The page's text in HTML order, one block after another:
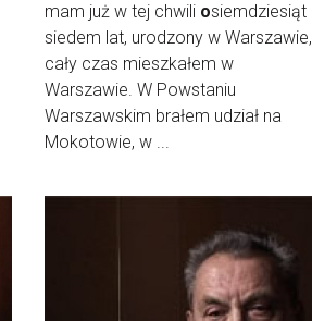
mam już w tej chwili osiemdziesiąt
siedem lat, urodzony w Warszawie,
cały czas mieszkałem w
Warszawie. W Powstaniu
Warszawskim brałem udział na
Mokotowie, w ...